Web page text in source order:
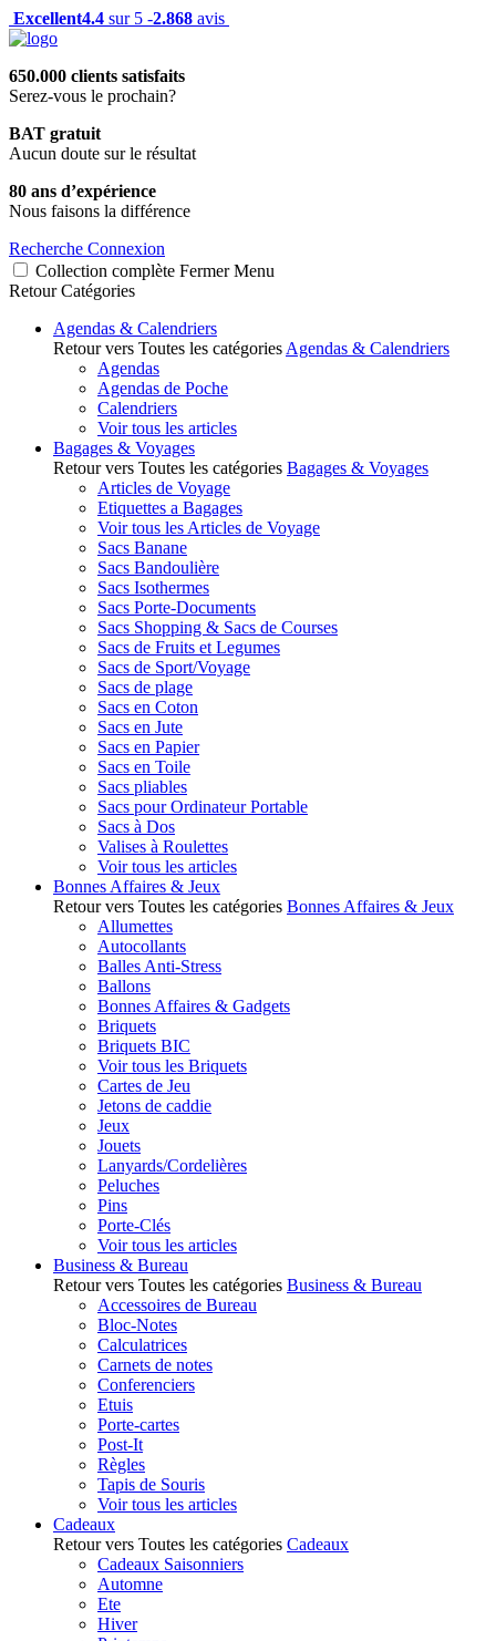
Excellent4.4 sur 5 -2.868 avis
650.000 clients satisfaits
Serez-vous le prochain?
BAT gratuit
Aucun doute sur le résultat
80 ans d’expérience
Nous faisons la différence
Recherche Connexion
Collection complète Fermer Menu
Retour Catégories
Agendas & Calendriers
Retour vers Toutes les catégories Agendas & Calendriers
Agendas
Agendas de Poche
Calendriers
Voir tous les articles
Bagages & Voyages
Retour vers Toutes les catégories Bagages & Voyages
Articles de Voyage
Etiquettes a Bagages
Voir tous les Articles de Voyage
Sacs Banane
Sacs Bandoulière
Sacs Isothermes
Sacs Porte-Documents
Sacs Shopping & Sacs de Courses
Sacs de Fruits et Legumes
Sacs de Sport/Voyage
Sacs de plage
Sacs en Coton
Sacs en Jute
Sacs en Papier
Sacs en Toile
Sacs pliables
Sacs pour Ordinateur Portable
Sacs à Dos
Valises à Roulettes
Voir tous les articles
Bonnes Affaires & Jeux
Retour vers Toutes les catégories Bonnes Affaires & Jeux
Allumettes
Autocollants
Balles Anti-Stress
Ballons
Bonnes Affaires & Gadgets
Briquets
Briquets BIC
Voir tous les Briquets
Cartes de Jeu
Jetons de caddie
Jeux
Jouets
Lanyards/Cordelières
Peluches
Pins
Porte-Clés
Voir tous les articles
Business & Bureau
Retour vers Toutes les catégories Business & Bureau
Accessoires de Bureau
Bloc-Notes
Calculatrices
Carnets de notes
Conferenciers
Etuis
Porte-cartes
Post-It
Règles
Tapis de Souris
Voir tous les articles
Cadeaux
Retour vers Toutes les catégories Cadeaux
Cadeaux Saisonniers
Automne
Ete
Hiver